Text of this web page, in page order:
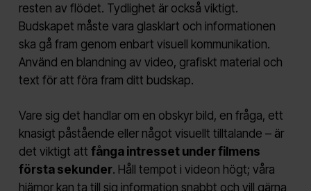
resten av flödet. Tydlighet är också viktigt.
Budskapet måste vara glasklart och informationen
ska gå fram genom enbart visuell kommunikation.
Använd en blandning av video, grafiskt material och
text för att föra fram ditt budskap.
Vare sig det handlar om en obskyr bild, en fråga, ett
knasigt påstående eller något visuellt tilltalande – är
det viktigt att fånga intresset under filmens
första sekunder. Håll tempot i videon högt; våra
hjärnor kan ta till sig information snabbt och vill gärna